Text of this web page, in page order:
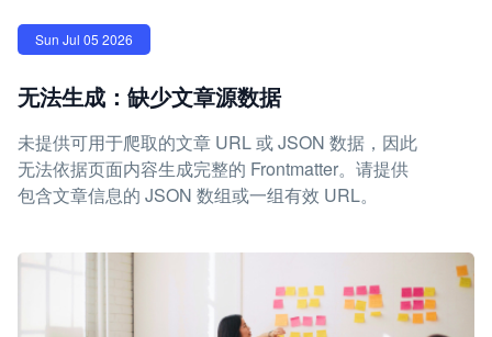
Sun Jul 05 2026
无法生成：缺少文章源数据
未提供可用于爬取的文章 URL 或 JSON 数据，因此
无法依据页面内容生成完整的 Frontmatter。请提供
包含文章信息的 JSON 数组或一组有效 URL。